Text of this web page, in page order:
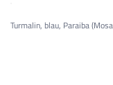
Turmalin, blau, Paraiba